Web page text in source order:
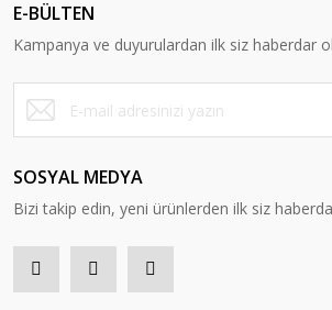
E-BÜLTEN
Kampanya ve duyurulardan ilk siz haberdar
SOSYAL MEDYA
Bizi takip edin, yeni ürünlerden ilk siz